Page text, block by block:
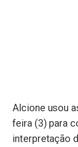
Alcione usou
feira (3) para
interpretação